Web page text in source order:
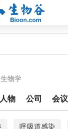
物学
人物 公司 会议
呼吸道感染